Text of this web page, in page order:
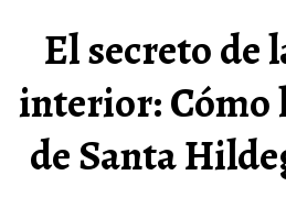
El secreto de
interior: Cómo
de Santa